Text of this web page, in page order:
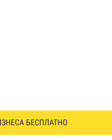
БЕСПЛАТНО